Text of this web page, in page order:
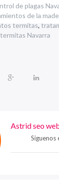
de plagas
de la
termitas,
termitas Navarra
Astrid seo
Siguenos